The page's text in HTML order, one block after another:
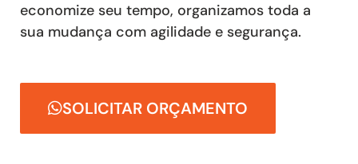
economize seu tempo, organizamos toda a
sua mudança com agilidade e segurança.
SOLICITAR ORÇAMENTO